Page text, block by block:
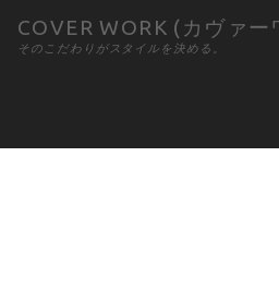
COVER WORK (カヴァー
そのこだわりがスタイルを決める。